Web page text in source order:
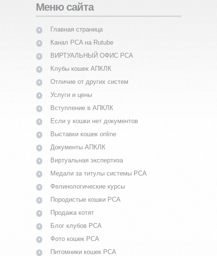
Меню сайта
Главная страница
Канал PCA на Rutube
ВИРТУАЛЬНЫЙ ОФИС PCA
Клубы кошек АПКЛК
Отличие от других систем
Услуги и цены
Вступление в АПКЛК
Если у кошки нет документов
Выставки кошек online
Документы АПКЛК
Виртуальная экспертиза
Медали за титулы системы PCA
Фелинологические курсы
Породистые кошки PCA
Продажа котят
Блог клубов PCA
Фото кошек PCA
Питомники кошек PCA